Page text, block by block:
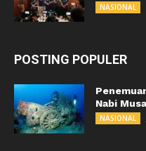
NASIONAL
POSTING POPULER
Nabi
NASIONAL